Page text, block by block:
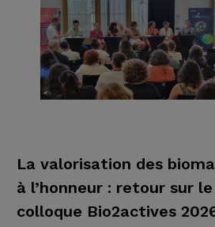
La valorisation des
à l’honneur : retour sur le
colloque Bio2actives